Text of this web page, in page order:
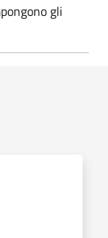
gli